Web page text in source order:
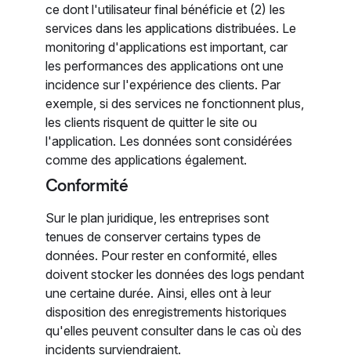
ce dont l'utilisateur final bénéficie et (2) les
services dans les applications distribuées. Le
monitoring d'applications est important, car
les performances des applications ont une
incidence sur l'expérience des clients. Par
exemple, si des services ne fonctionnent plus,
les clients risquent de quitter le site ou
l'application. Les données sont considérées
comme des applications également.
Conformité
Sur le plan juridique, les entreprises sont
tenues de conserver certains types de
données. Pour rester en conformité, elles
doivent stocker les données des logs pendant
une certaine durée. Ainsi, elles ont à leur
disposition des enregistrements historiques
qu'elles peuvent consulter dans le cas où des
incidents surviendraient.